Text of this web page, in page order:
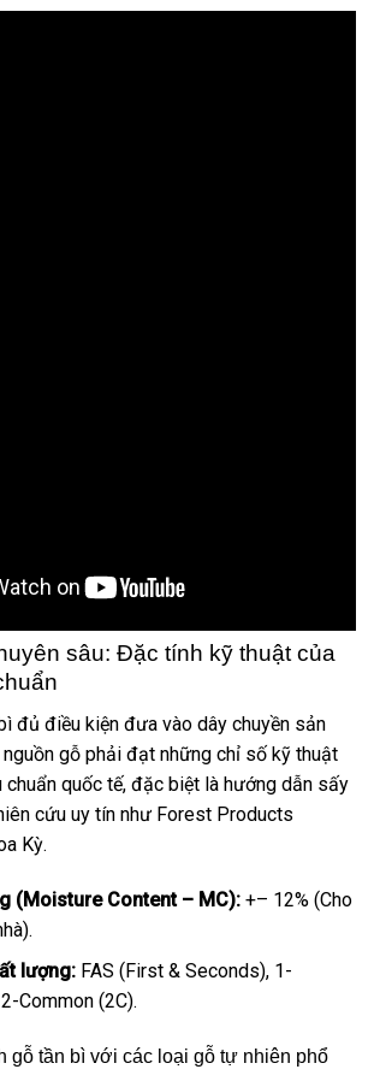
sâu: Đặc tính kỹ thuật của
đủ điều kiện đưa vào dây chuyền sản
gỗ phải đạt những chỉ số kỹ thuật
quốc tế, đặc biệt là hướng dẫn sấy
cứu uy tín như Forest Products
Kỳ.
(Moisture Content – MC):+– 12% (Cho
lượng:FAS (First & Seconds), 1-
Common (2C).
gỗ tần bì với các loại gỗ tự nhiên phổ